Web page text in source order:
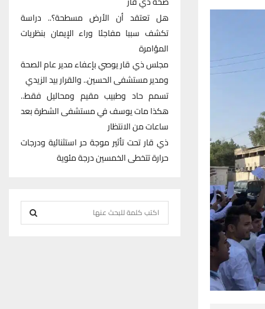
هل تعتقد أن الأرض مسطحة؟.. دراسة
تكشف سببا مفاجئا وراء الإيمان بنظريات
المؤامرة
مجلس ذي قار يوصي بإعفاء مدير عام الصحة
ومدير مستشفى الحسين.. والقرار بيد الزيدي
تسمم حاد وطبيب مقيم ومحاليل فقط..
هكذا مات يوسف في مستشفى الشطرة بعد
ساعات من الانتظار
ذي قار تحت تأثير موجة حر استثنائية ودرجات
حرارة تتخطى الخمسين درجة مئوية
e